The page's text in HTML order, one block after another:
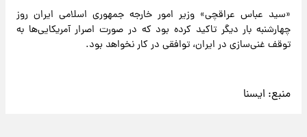
«سید عباس عراقچی» وزیر امور خارجه جمهوری اسلامی ایران روز
چهارشنبه بار دیگر تاکید کرده بود که در صورت اصرار آمریکایی‌ها به
توقف غنی‌سازی در ایران، توافقی در کار نخواهد بود.
منبع: ایسنا